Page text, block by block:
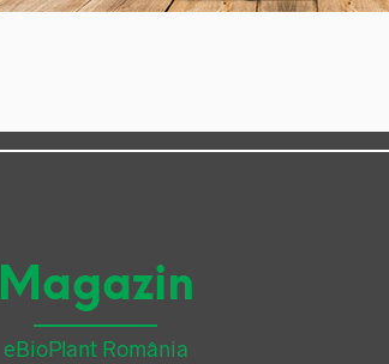
Magazin
eBioPlant România